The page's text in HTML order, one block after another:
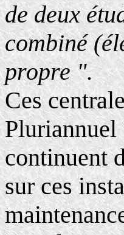
de deux
combiné
propre ".
Ces
Pluriannuel
continuent
sur ces